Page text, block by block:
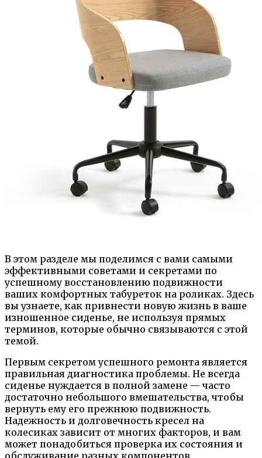
В этом разделе мы поделимся с вами самыми
эффективными советами и секретами по
успешному восстановлению подвижности
ваших комфортных табуреток на роликах. Здесь
вы узнаете, как привнести новую жизнь в ваше
изношенное сиденье, не используя прямых
терминов, которые обычно связываются с этой
темой.
Первым секретом успешного ремонта является
правильная диагностика проблемы. Не всегда
сиденье нуждается в полной замене — часто
достаточно небольшого вмешательства, чтобы
вернуть ему его прежнюю подвижность.
Надежность и долговечность кресел на
колесиках зависит от многих факторов, и вам
может понадобиться проверка их состояния и
обслуживание разных компонентов.